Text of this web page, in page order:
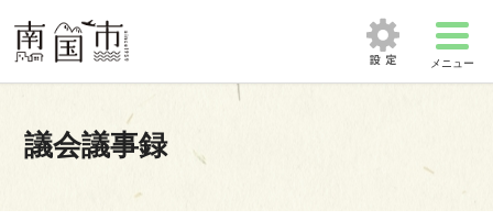
メニュー
議会議事録